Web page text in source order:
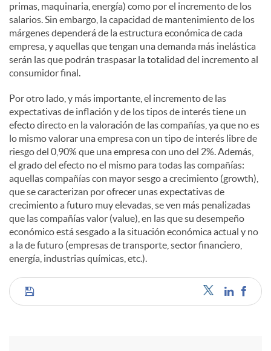
primas, maquinaria, energía) como por el incremento de los
salarios. Sin embargo, la capacidad de mantenimiento de los
márgenes dependerá de la estructura económica de cada
empresa, y aquellas que tengan una demanda más inelástica
serán las que podrán traspasar la totalidad del incremento al
consumidor final.
Por otro lado, y más importante, el incremento de las
expectativas de inflación y de los tipos de interés tiene un
efecto directo en la valoración de las compañías, ya que no es
lo mismo valorar una empresa con un tipo de interés libre de
riesgo del 0,90% que una empresa con uno del 2%. Además,
el grado del efecto no el mismo para todas las compañías:
aquellas compañías con mayor sesgo a crecimiento (growth),
que se caracterizan por ofrecer unas expectativas de
crecimiento a futuro muy elevadas, se ven más penalizadas
que las compañías valor (value), en las que su desempeño
económico está sesgado a la situación económica actual y no
a la de futuro (empresas de transporte, sector financiero,
energía, industrias químicas, etc.).
C